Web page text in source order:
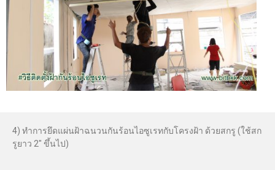
4) ทำการยึดแผ่นฝ้าฉนวนกันร้อนไอซูเรทกับโครงฝ้า ด้วยสกรู (ใช้สก
รูยาว 2″ ขึ้นไป)